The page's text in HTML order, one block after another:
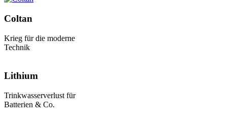
Coltan
Krieg für die moderne
Technik
Lithium
Trinkwasserverlust für
Batterien & Co.